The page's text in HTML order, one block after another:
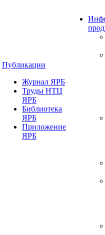
Публикации
Журнал ЯРБ
Труды НТЦ
ЯРБ
Библиотека
ЯРБ
Приложение
ЯРБ